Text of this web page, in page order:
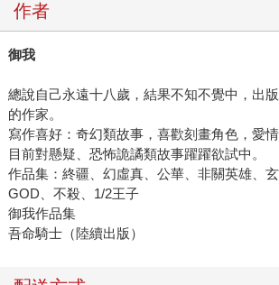
作者
御我
總說自己永遠十八歲，結果不知不覺中，出
的作家。
寫作喜好：奇幻類故事，喜歡刻畫角色，愛
目前對懸疑、恐怖詭譎類故事躍躍欲試中。
作品集：終疆、幻虛真、公華、非關英雄、玄
GOD、不殺、1/2王子
御我作品集
吾命騎士（陸續出版）